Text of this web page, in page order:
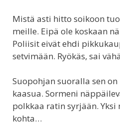
Mistä asti hitto soikoon
meille. Eipä ole koskaan
Poliisit eivät ehdi
setvimään. Ryökäs, sai
Suopohjan suoralla sen
kaasua. Sormeni
polkkaa ratin syrjään.
kohta…